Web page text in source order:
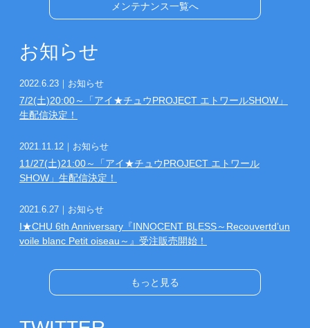
メンテナンス一覧へ
お知らせ
2022.6.23 ｜お知らせ
7/2(土)20:00～「アイ★チュウPROJECT エトワールSHOW」
生配信決定！
2021.11.12 ｜お知らせ
11/27(土)21:00～「アイ★チュウPROJECT エトワール
SHOW」生配信決定！
2021.6.27 ｜お知らせ
I★CHU 6th Anniversary『INNOCENT BLESS～Recouvertd’un
voile blanc Petit oiseau～』受注販売開始！
もっと見る